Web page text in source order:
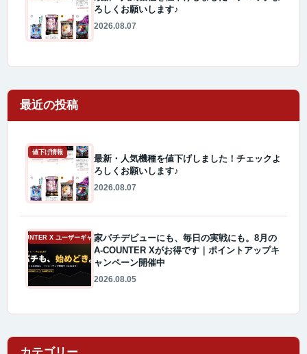
ろしくお願いします♪
2026.08.07
最近の投稿
値下げ情報
最新・人気機種を値下げしました！チェックよ
ろしくお願いします♪
2026.08.07
A-COUNTER X ユーザーギャラリー家パチデビューにも、毎日の実戦にも。8月の
A-COUNTER Xがお得です｜ポイントアップキ
ャンペーン開催中
2026.08.05